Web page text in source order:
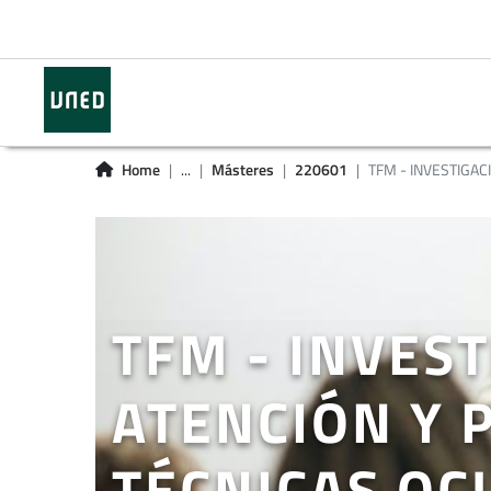
Home ... Másteres 220601 TFM -
TFM -
ATENCIÓN Y